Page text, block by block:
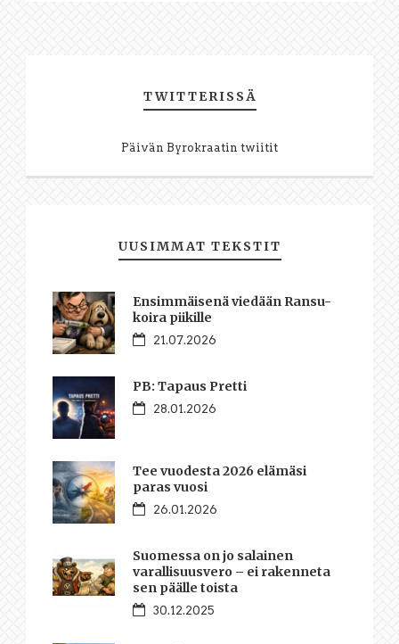
TWITTERISSÄ
Päivän Byrokraatin twiitit
UUSIMMAT TEKSTIT
Ensimmäisenä viedään Ransu-
koira piikille
21.07.2026
PB: Tapaus Pretti
28.01.2026
Tee vuodesta 2026 elämäsi
paras vuosi
26.01.2026
Suomessa on jo salainen
varallisuusvero – ei rakenneta
sen päälle toista
30.12.2025